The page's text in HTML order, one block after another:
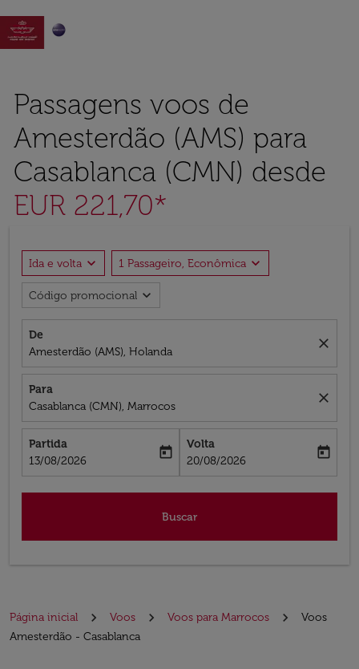

Passagens voos de
Amesterdão (AMS) para
Casablanca (CMN) desde
EUR 221,70*
Ida e volta expand_more 1 Passageiro, Econômica expand_more
Código promocional expand_more
De
Amesterdão (AMS), Holanda
close
Para
Casablanca (CMN), Marrocos
close
Partida
fc-booking-departure-date-aria-label
13/08/2026
today
Volta
fc-booking-return-date-aria-label
20/08/2026
today
Buscar
Página inicial Voos Voos para Marrocos
Voos
Amesterdão - Casablanca